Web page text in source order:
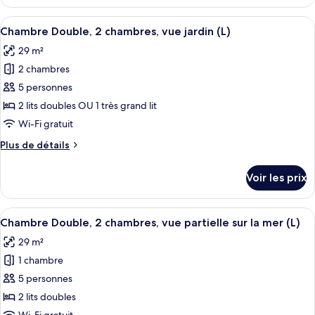
2
chambres
(L)
le
type
de
Chambre
Double,
chambres
(L)
Afficher
toutes
les
photos
pour
ce
type
chambre :
2
chambres,
vue
jardin
(L)
Une chambre d’hôtel avec deux
6
Chambre Double, 2 chambres, vue jardin (L)
29 m²
2 chambres
5 personnes
2 lits doubles OU 1 très grand lit
Wi-Fi gratuit
Plus de détails
Plus
le
type
de
Chambre
Double,
chambres,
vue
jardin
Voir les prix
Afficher
toutes
les
photos
pour
ce
Une chambre d’hôtel avec un
5
Chambre Double, 2 chambres, vue partielle sur la mer (L)
29 m²
1 chambre
5 personnes
2 lits doubles